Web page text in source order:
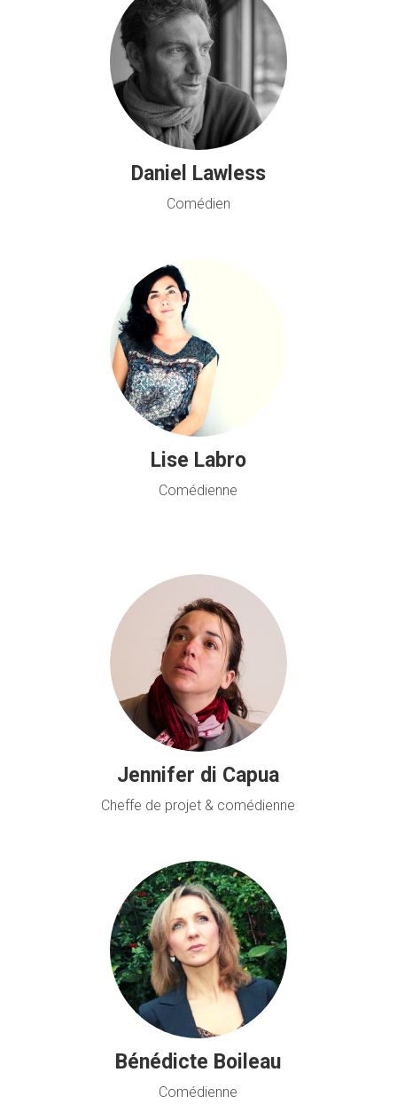
Daniel Lawless
Comédien
Lise Labro
Comédienne
Jennifer di Capua
Cheffe de projet & comédienne
Bénédicte Boileau
Comédienne